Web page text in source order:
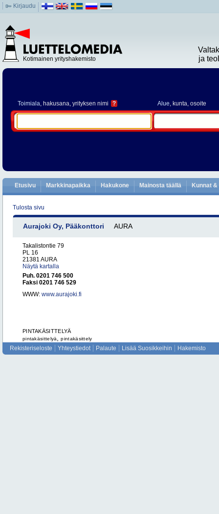
Kirjaudu
Kotimainen yrityshakemisto
ja
Toimiala, hakusana, yrityksen nimi ? Alue, kunta, osoite
Etusivu Markkinapaikka Hakukone Mainosta täällä Kunnat
Tulosta sivu
Aurajoki Oy, Pääkonttori AURA
Takalistontie 79
PL 16
21381 AURA
Näytä kartalla
Puh. 0201 746 500
Faksi 0201 746 529
WWW: www.aurajoki.fi
PINTAKÄSITTELYÄ
pintakäsittelyä ,pintakäsittely
Rekisteriseloste Yhteystiedot Palaute Lisää Suosikkeihin Hakemisto